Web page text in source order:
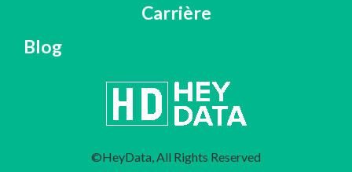
Carrière
Blog
©HeyData, All Rights Reserved